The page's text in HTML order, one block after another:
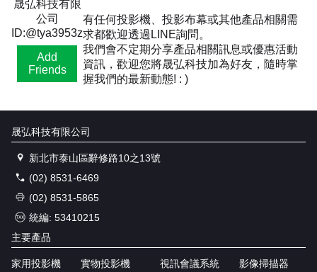
晟弘科技有限
公司
ID:@tya3953z
Add
Friends
有任何投影機、投影布幕或其他產品相關需
求都歡迎透過LINE詢問。
我們會不定期分享產品相關訊息或優惠活動
資訊，歡迎您將晟弘科技加為好友，隨時掌
握我們的最新動態! : )
晟弘科技有限公司
新北市泰山區辭修路10之13號
(02) 8531-6469
(02) 8531-5865
統編: 53410215
主要產品
家用投影機 實物投影機 視訊會議系統 影像掃描器